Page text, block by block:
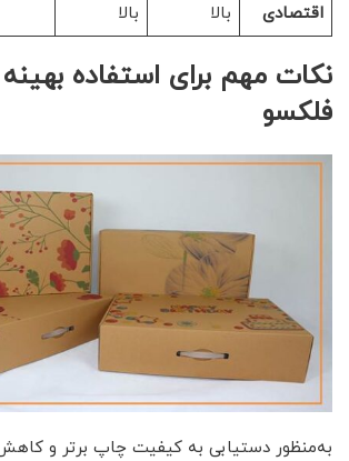
اقتصادی
بالا
بالا
نکات مهم برای استفاده
فلکسو
به‌منظور دستیابی به کیفیت چاپ برتر و